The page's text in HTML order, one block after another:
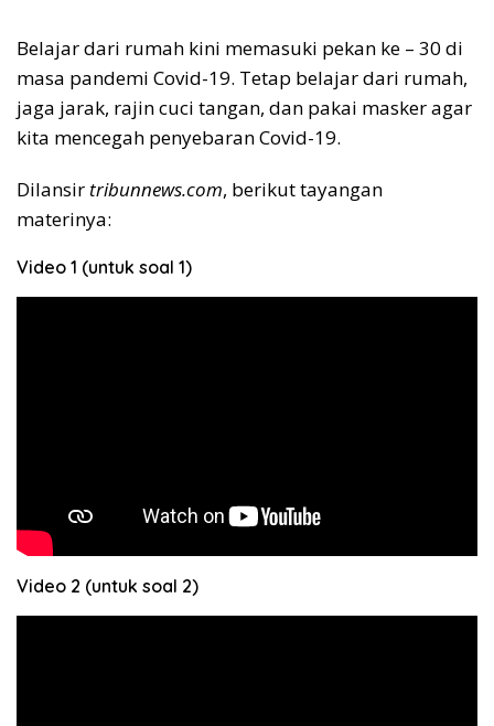
Belajar dari rumah kini memasuki pekan ke – 30 di
masa pandemi Covid-19. Tetap belajar dari rumah,
jaga jarak, rajin cuci tangan, dan pakai masker agar
kita mencegah penyebaran Covid-19.
Dilansir tribunnews.com, berikut tayangan
materinya:
Video 1 (untuk soal 1)
Video 2 (untuk soal 2)